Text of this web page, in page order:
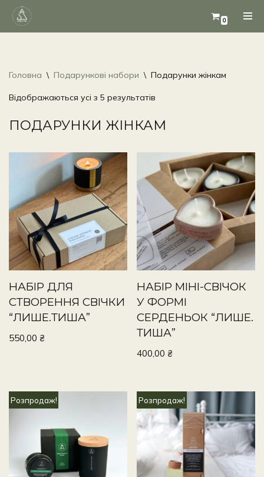
Перейти
0
Головна \ Подарункові набори \ Подарунки жінкам
Відображаються усі з 5 результатів
ПОДАРУНКИ ЖІНКАМ
НАБІР ДЛЯ
СТВОРЕННЯ СВІЧКИ
“ЛИШЕ.ТИША”
550,00 ₴
НАБІР МІНІ-СВІЧОК
У ФОРМІ
СЕРДЕНЬОК “ЛИШЕ.
ТИША”
400,00 ₴
Розпродаж! Розпродаж!